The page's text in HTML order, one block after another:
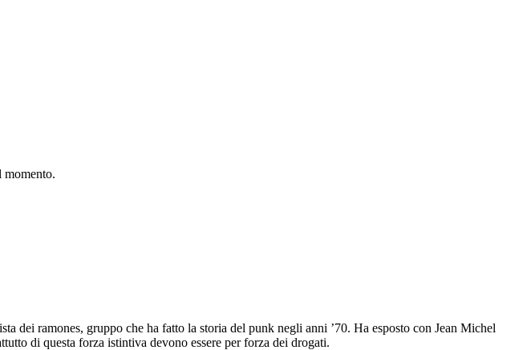
momento.
dei ramones, gruppo che ha fatto la storia del punk negli anni ’70. Ha esposto con Jean Michel
di questa forza istintiva devono essere per forza dei drogati.